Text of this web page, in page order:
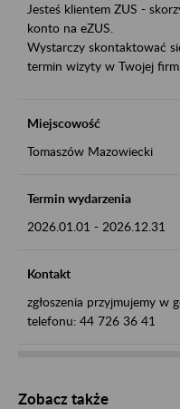
Jesteś klientem ZUS -
konto na eZUS.
Wystarczy skontaktować
termin wizyty w Twojej
Miejscowość
Tomaszów Mazowiecki
Termin wydarzenia
2026.01.01 - 2026.12.31
Kontakt
zgłoszenia przyjmujemy w
telefonu: 44 726 36 41
Zobacz także